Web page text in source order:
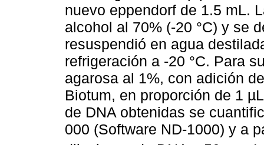
nuevo eppendorf de 1.5 mL.
alcohol al 70% (-20 °C) y se
resuspendió en agua
refrigeración a -20 °C. Para
agarosa al 1%, con adición
Biotum, en proporción de 1
de DNA obtenidas se
000 (Software ND-1000) y a